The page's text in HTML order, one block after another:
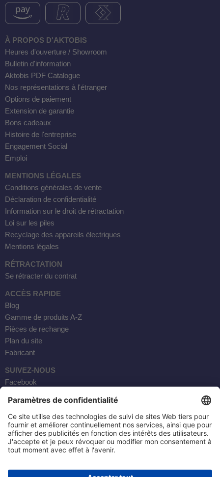
À PROPOS D'AKTOBIS
Heures d'ouverture / Showroom
Bulletin d'information
Aktobis PDF Catalogue
Nos représentations à l'étranger
Options de paiement
Extension de garantie
Bons cadeaux
Histoire de l'entreprise
Engagement Social
Emploi
MENTIONS LÉGALES
Conditions générales de vente
Déclaration de confidentialité
Information sur le droit de rétractation
Loi sur les piles
Recyclage des appareils électriques
Mentions légales
RÉTRACTATION
Se rétracter du contrat
ACCÈS RAPIDE
Blog
Gamme de produits A-Z
Pièces de rechange
Plan du site
Fabricant
SUIVEZ-NOUS
Facebook
YouTube
Courrier électronique
AKTOBIS AG
20, RUE BORSIG
63110 RODGAU / ALLEMAGNE